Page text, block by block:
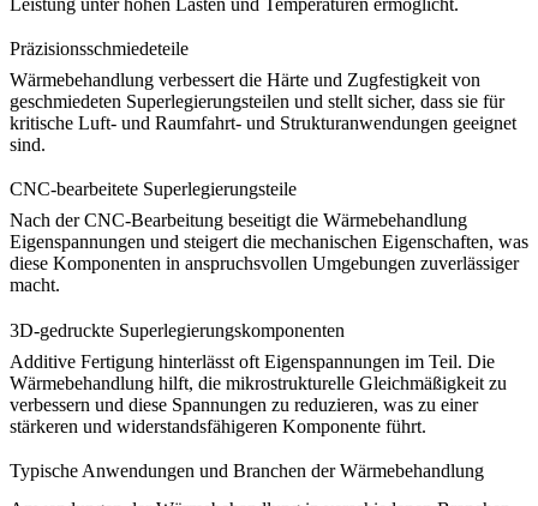
Leistung unter hohen Lasten und Temperaturen ermöglicht.
Präzisionsschmiedeteile
Wärmebehandlung verbessert die Härte und Zugfestigkeit von
geschmiedeten Superlegierungsteilen und stellt sicher, dass sie für
kritische Luft- und Raumfahrt- und Strukturanwendungen geeignet
sind.
CNC-bearbeitete Superlegierungsteile
Nach derCNC-Bearbeitung beseitigt die Wärmebehandlung
Eigenspannungen und steigert die mechanischen Eigenschaften, was
diese Komponenten in anspruchsvollen Umgebungen zuverlässiger
macht.
3D-gedruckte Superlegierungskomponenten
Additive Fertigung hinterlässt oft Eigenspannungen im Teil. Die
Wärmebehandlung hilft, die mikrostrukturelle Gleichmäßigkeit zu
verbessern und diese Spannungen zu reduzieren, was zu einer
stärkeren und widerstandsfähigeren Komponente führt.
Typische Anwendungen und Branchen der Wärmebehandlung